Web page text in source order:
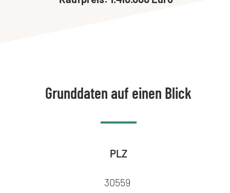
Grunddaten auf einen Blick
PLZ
30559